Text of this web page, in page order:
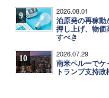
9 2026.08.01
泊原発の再稼動
押し上げ、物価
すべき
10 2026.07.29
南米ペルーでケ
トランプ支持